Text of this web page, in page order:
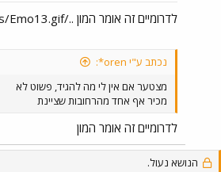
לדרומיים זה אומר המון ../images/Emo13.gif
נכתב ע"י oren*:
מצטער אם אין לי מה להגיד, פשוט לא
מכיר אף אחד מהרחובות שציינת
לדרומיים זה אומר המון
הנושא נעול.